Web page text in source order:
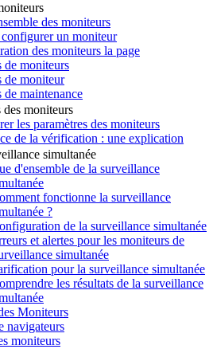
des moniteurs
un moniteur
des moniteurs la page
de moniteurs
de moniteur
de maintenance
des moniteurs
les paramètres des moniteurs
de la vérification : une explication
simultanée
d'ensemble de la surveillance
fonctionne la surveillance
?
de la surveillance simultanée
et alertes pour les moniteurs de
simultanée
pour la surveillance simultanée
les résultats de la surveillance
Moniteurs
navigateurs
moniteurs